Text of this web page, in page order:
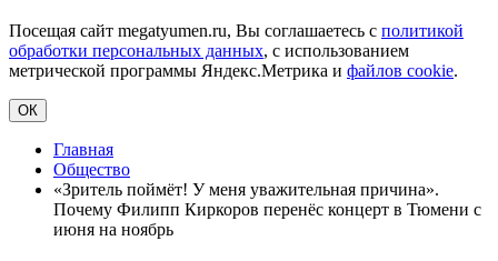
Посещая сайт megatyumen.ru, Вы соглашаетесь с политикой
обработки персональных данных, с использованием
метрической программы Яндекс.Метрика и файлов cookie.
ОК
Главная
Общество
«Зритель поймёт! У меня уважительная причина».
Почему Филипп Киркоров перенёс концерт в Тюмени с
июня на ноябрь